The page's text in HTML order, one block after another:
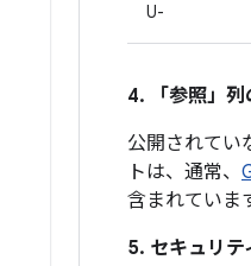
U-
4. 「参照」 列
公開されてい
トは、通常、
含まれていま
5. セキュリ